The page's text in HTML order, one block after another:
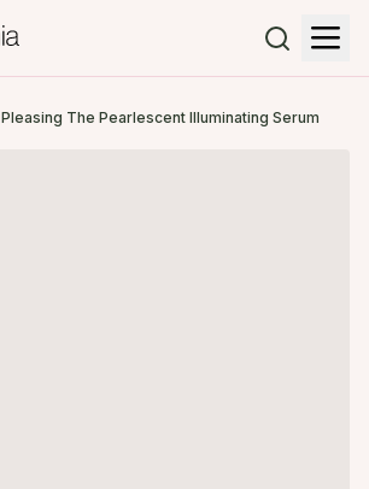
Pleasing The Pearlescent Illuminating Serum